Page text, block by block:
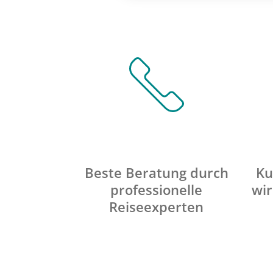
Beste Beratung durch
professionelle
Reiseexperten